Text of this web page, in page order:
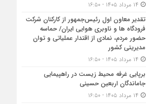
تقدیر معاون اول رئیس‌جمهور از کارکنان شرکت
فرودگاه ها و ناوبری هوایی ایران/ حماسه
حضور مردم، نمادی از اقتدار عملیاتی و توان
مدیریتی کشور
برپایی غرفه محیط زیست در راهپیمایی
جاماندگان اربعین حسینی